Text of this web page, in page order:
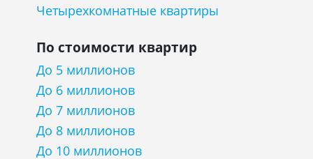
Четырехкомнатные квартиры
По стоимости квартир
До 5 миллионов
До 6 миллионов
До 7 миллионов
До 8 миллионов
До 10 миллионов